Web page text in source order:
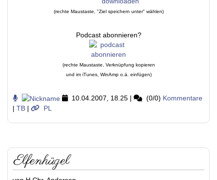
(rechte Maustaste, "Ziel speichern unter" wählen)
Podcast abonnieren?
(rechte Maustaste, Verknüpfung kopieren
und im iTunes, WinAmp o.ä. einfügen)
10.04.2007, 18.25 | (0/0) Kommentare
| TB | PL
Elfenhügel